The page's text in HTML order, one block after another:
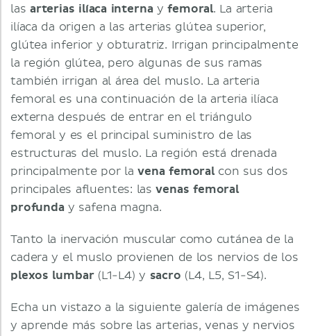
las arterias ilíaca interna y femoral. La arteria
ilíaca da origen a las arterias glútea superior,
glútea inferior y obturatriz. Irrigan principalmente
la región glútea, pero algunas de sus ramas
también irrigan al área del muslo. La arteria
femoral es una continuación de la arteria ilíaca
externa después de entrar en el triángulo
femoral y es el principal suministro de las
estructuras del muslo. La región está drenada
principalmente por lavena femoralcon sus dos
principales afluentes: lasvenas femoral
profunday safena magna.
Tanto la inervación muscular como cutánea de la
cadera y el muslo provienen de los nervios de los
plexos lumbar (L1-L4) y sacro (L4, L5, S1-S4).
Echa un vistazo a la siguiente galería de imágenes
y aprende más sobre las arterias, venas y nervios